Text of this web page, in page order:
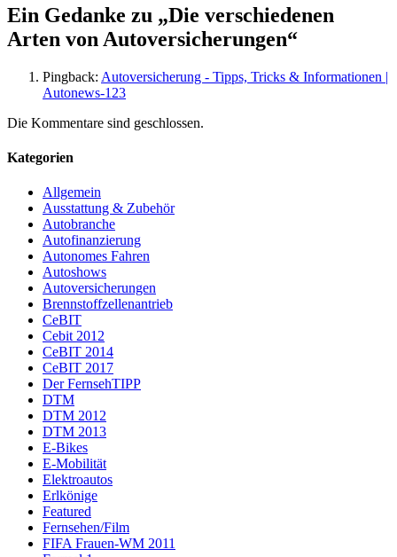
Ein Gedanke zu „Die verschiedenen
Arten von Autoversicherungen“
Pingback: Autoversicherung - Tipps, Tricks & Informationen |
Autonews-123
Die Kommentare sind geschlossen.
Kategorien
Allgemein
Ausstattung & Zubehör
Autobranche
Autofinanzierung
Autonomes Fahren
Autoshows
Autoversicherungen
Brennstoffzellenantrieb
CeBIT
Cebit 2012
CeBIT 2014
CeBIT 2017
Der FernsehTIPP
DTM
DTM 2012
DTM 2013
E-Bikes
E-Mobilität
Elektroautos
Erlkönige
Featured
Fernsehen/Film
FIFA Frauen-WM 2011